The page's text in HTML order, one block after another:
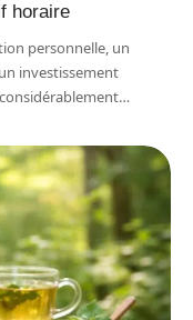
horaire
personnelle, un
investissement
…